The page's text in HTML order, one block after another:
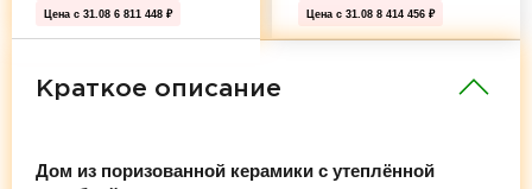
Цена с 31.08 6 811 448 ₽ Цена с 31.08 8 414 456 ₽
Краткое описание
Дом из поризованной керамики с утеплённой